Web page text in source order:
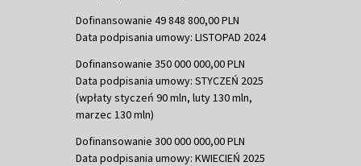
Dofinansowanie 49 848 800,00 PLN
Data podpisania umowy: LISTOPAD 2024
Dofinansowanie 350 000 000,00 PLN
Data podpisania umowy: STYCZEŃ 2025
(wpłaty styczeń 90 mln, luty 130 mln,
marzec 130 mln)
Dofinansowanie 300 000 000,00 PLN
Data podpisania umowy: KWIECIEŃ 2025